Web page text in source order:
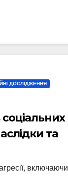
ДОСЛІДЖЕННЯ
та
включаючи